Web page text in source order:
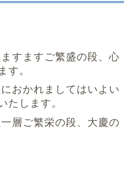
すますご繁盛の段、心
す。
おかれましてはいよい
たします。
層ご繁栄の段、大慶の